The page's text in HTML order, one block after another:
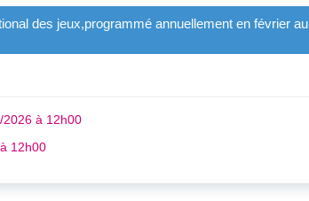
des jeux,programmé annuellement en février au
2026 à 12h00
12h00